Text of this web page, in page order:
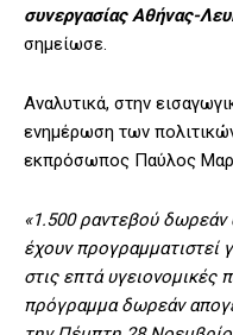
συνεργασίας Αθήνας-
σημείωσε.
Αναλυτικά, στην
ενημέρωση των
εκπρόσωπος Παύλος
«1.500 ραντεβού δωρεάν
έχουν προγραμματιστεί
στις επτά υγειονομικές
πρόγραμμα δωρεάν